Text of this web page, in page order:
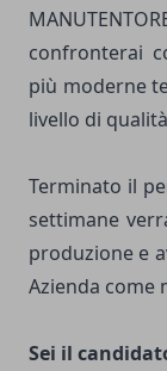
confronterai
più moderne
livello di
Terminato il
settimane
produzione e
Azienda come
Sei il